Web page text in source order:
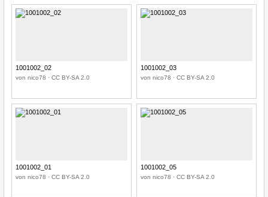
1001002_02
von nico78 · CC BY-SA 2.0
1001002_03
von nico78 · CC BY-SA 2.0
1001002_01
von nico78 · CC BY-SA 2.0
1001002_05
von nico78 · CC BY-SA 2.0